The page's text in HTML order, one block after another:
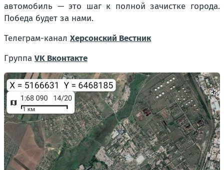
автомобиль — это шаг к полной зачистке города.
Победа будет за нами.
Телеграм-канал Херсонский Вестник
Группа VK Вконтакте